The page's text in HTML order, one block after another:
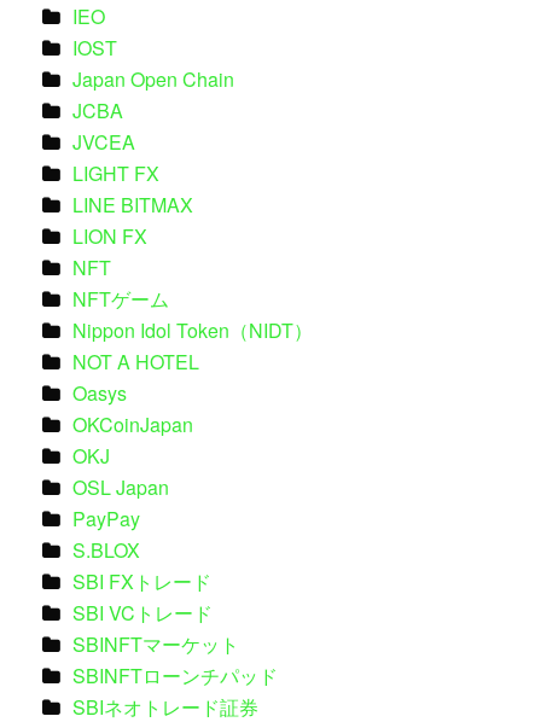
IEO
IOST
Japan Open Chain
JCBA
JVCEA
LIGHT FX
LINE BITMAX
LION FX
NFT
NFTゲーム
Nippon Idol Token（NIDT）
NOT A HOTEL
Oasys
OKCoinJapan
OKJ
OSL Japan
PayPay
S.BLOX
SBI FXトレード
SBI VCトレード
SBINFTマーケット
SBINFTローンチパッド
SBIネオトレード証券